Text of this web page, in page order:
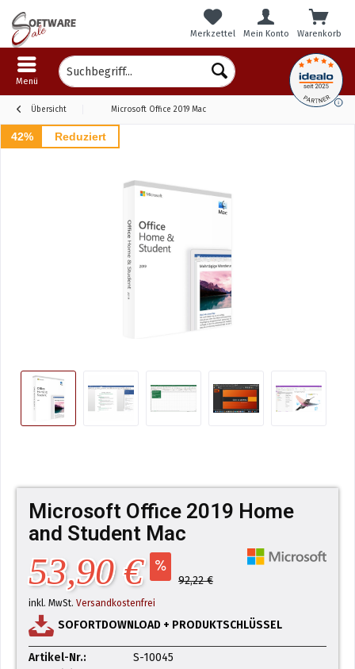
Warenkorb
Merkzettel Mein Konto
Menü
Übersicht Microsoft Office 2019 Mac
42% Reduziert
Microsoft Office 2019 Home
and Student Mac
53,90 € 92,22 €
inkl. MwSt. Versandkostenfrei
SOFORTDOWNLOAD + PRODUKTSCHLÜSSEL
Artikel-Nr.:
S-10045